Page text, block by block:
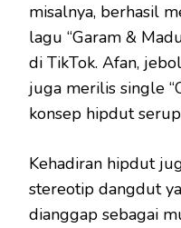
misalnya, berhasil
lagu “Garam &
di TikTok. Afan,
juga merilis single
konsep hipdut
Kehadiran hipdut
stereotip dangdut
dianggap sebagai